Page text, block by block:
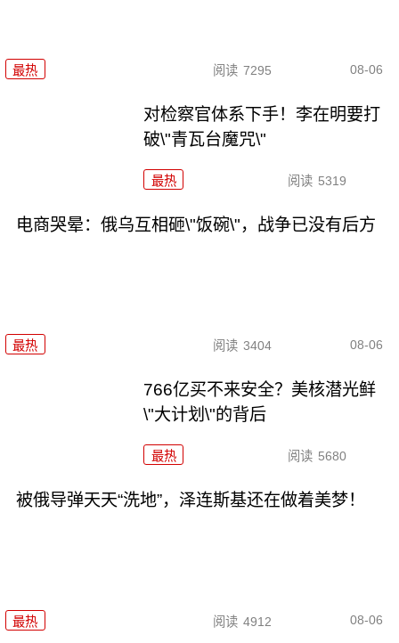
最热 阅读 7295 08-06
对检察官体系下手！李在明要打
破\"青瓦台魔咒\"
最热 阅读 5319
电商哭晕：俄乌互相砸\"饭碗\"，战争已没有后方
最热 阅读 3404 08-06
766亿买不来安全？美核潜光鲜
\"大计划\"的背后
最热 阅读 5680
被俄导弹天天“洗地”，泽连斯基还在做着美梦！
最热 阅读 4912 08-06